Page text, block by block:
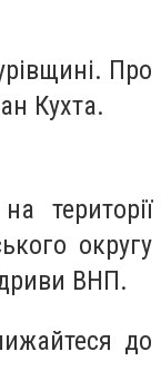
Про
Кухта.
території
округу
ВНП.
до